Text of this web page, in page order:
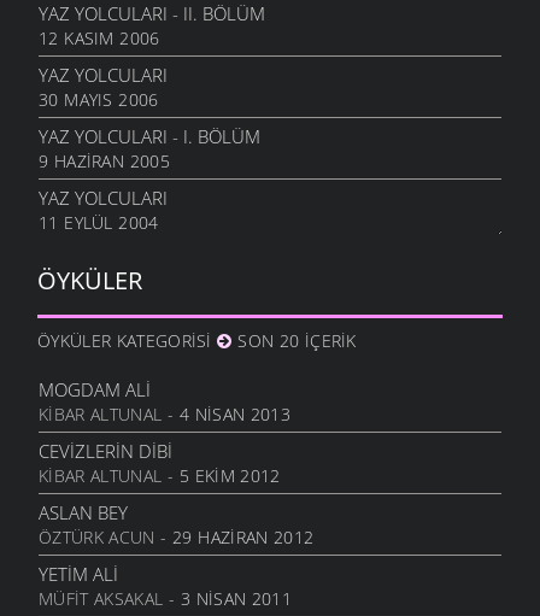
YAZ YOLCULARI - II. BÖLÜM
12 KASIM 2006
YAZ YOLCULARI
30 MAYIS 2006
YAZ YOLCULARI - I. BÖLÜM
9 HAZIRAN 2005
YAZ YOLCULARI
11 EYLÜL 2004
ÖYKÜLER
ÖYKÜLER KATEGORISI SON 20 İÇERIK
MOGDAM ALI
KIBAR ALTUNAL - 4 NISAN 2013
CEVIZLERIN DIBI
KIBAR ALTUNAL - 5 EKIM 2012
ASLAN BEY
ÖZTÜRK ACUN - 29 HAZIRAN 2012
YETIM ALI
MÜFIT AKSAKAL - 3 NISAN 2011